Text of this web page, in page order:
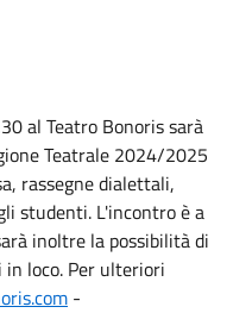
al Teatro Bonoris sarà
Teatrale 2024/2025
rassegne dialettali,
studenti. L'incontro è a
inoltre la possibilità di
loco. Per ulteriori
-